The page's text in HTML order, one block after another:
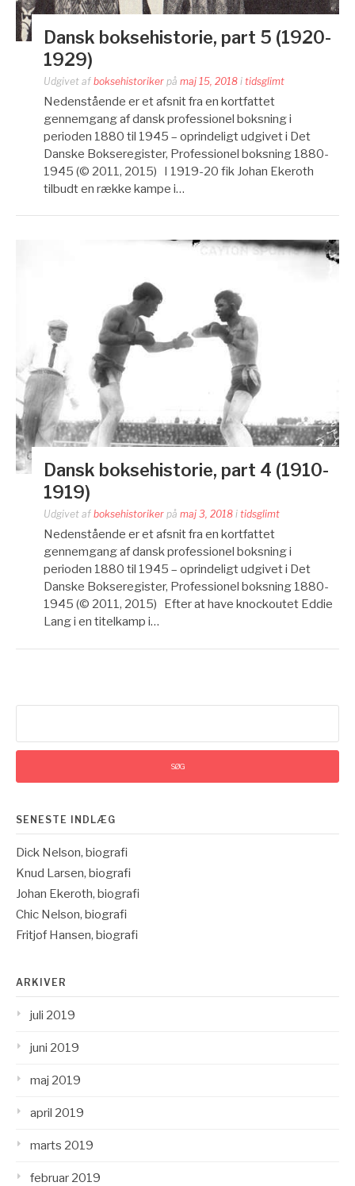
Dansk boksehistorie, part 5 (1920-
1929)
Udgivet af boksehistoriker på maj 15, 2018 i tidsglimt
Nedenstående er et afsnit fra en kortfattet
gennemgang af dansk professionel boksning i
perioden 1880 til 1945 – oprindeligt udgivet i Det
Danske Bokseregister, Professionel boksning 1880-
1945 (© 2011, 2015) I 1919-20 fik Johan Ekeroth
tilbudt en række kampe i…
Dansk boksehistorie, part 4 (1910-
1919)
Udgivet af boksehistoriker på maj 3, 2018 i tidsglimt
Nedenstående er et afsnit fra en kortfattet
gennemgang af dansk professionel boksning i
perioden 1880 til 1945 – oprindeligt udgivet i Det
Danske Bokseregister, Professionel boksning 1880-
1945 (© 2011, 2015) Efter at have knockoutet Eddie
Lang i en titelkamp i…
SENESTE INDLÆG
Dick Nelson, biografi
Knud Larsen, biografi
Johan Ekeroth, biografi
Chic Nelson, biografi
Fritjof Hansen, biografi
ARKIVER
juli 2019
juni 2019
maj 2019
april 2019
marts 2019
februar 2019